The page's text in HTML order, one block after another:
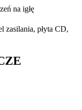
na igłę
zasilania, płyta CD,